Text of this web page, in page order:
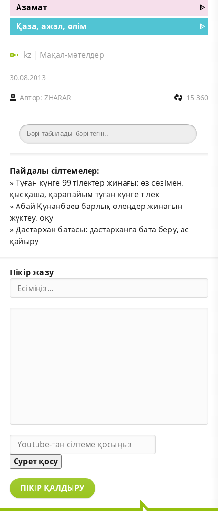
Азамат
ᐈ
Қаза, ажал, өлім
ᐈ
kz | Мақал-мәтелдер
30.08.2013
Автор:ZHARAR 15 360
Пайдалы сілтемелер:
»Туған күнге 99 тілектер жинағы: өз сөзімен,
қысқаша, қарапайым туған күнге тілек
»Абай Құнанбаев барлық өлеңдер жинағын
жүктеу, оқу
»Дастархан батасы: дастарханға бата беру, ас
қайыру
Пікір жазу
Сурет қосу
ПІКІР ҚАЛДЫРУ